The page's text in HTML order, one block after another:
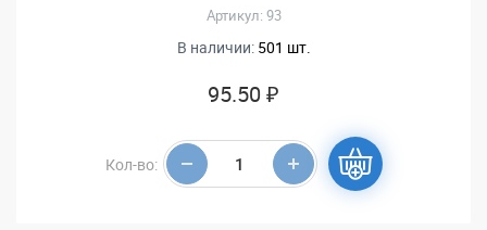
Артикул: 93
В наличии: 501 шт.
95.50 ₽
Кол-во: